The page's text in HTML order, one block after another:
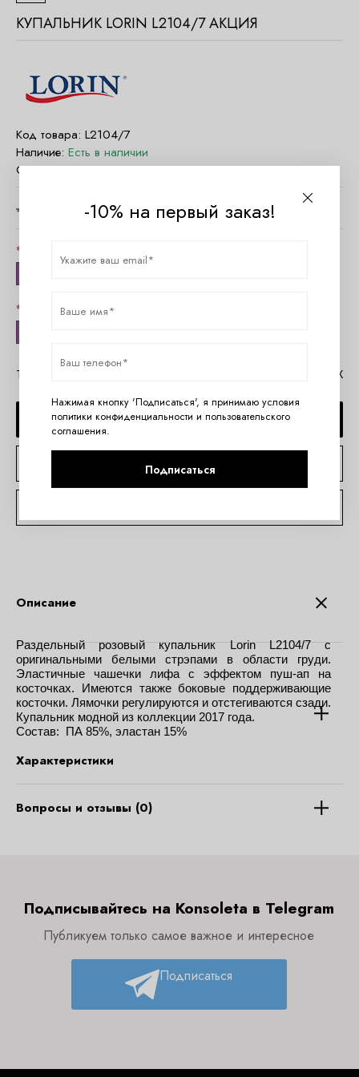
КУПАЛЬНИК LORIN L2104/7 АКЦИЯ
Код товара: L2104/7
Наличие: Есть в наличии
Страна:Польша
4120 руб. 2100руб.
Таблица размеров Lorin Помощь в MAX
ДОБАВИТЬ В КОРЗИНУ
КУПИТЬ В 1 КЛИК
Описание
Раздельный розовый купальник Lorin L2104/7 с
оригинальными белыми стрэпами в области груди.
Эластичные чашечки лифа с эффектом пуш-ап на
косточках. Имеются также боковые поддерживающие
косточки. Лямочки регулируются и отстегиваются сзади.
Купальник модной из коллекции 2017 года.
Состав: ПА 85%, эластан 15%
Характеристики
Вопросы и отзывы (0)
Подписывайтесь на Konsoleta в Telegram
Публикуем только самое важное и интересное
Подписаться
-10% на первый заказ!
Нажимая кнопку 'Подписаться', я принимаю условия
политики конфиденциальности и пользовательского
соглашения.
Подписаться